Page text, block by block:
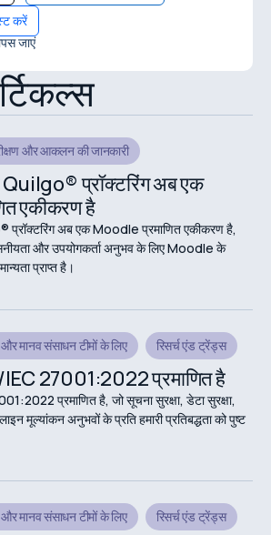
करें
जाएं
और आकलन की जानकारी
प्रॉक्टरिंग अब एक
एकीकरण है
अब एक Moodle प्रमाणित एकीकरण है,
और उपयोगकर्ता अनुभव के लिए Moodle के
प्राप्त है।
और मानव संसाधन टीमों के लिए रिसर्च एंड ट्रेंड्स
27001:2022 प्रमाणित है
प्रमाणित है, जो सूचना सुरक्षा, डेटा सुरक्षा,
मूल्यांकन अनुभवों के प्रति हमारी प्रतिबद्धता को पुष्ट
और मानव संसाधन टीमों के लिए रिसर्च एंड ट्रेंड्स